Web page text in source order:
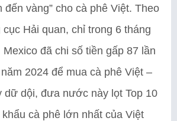
đến vàng” cho cà phê Việt. Theo
Hải quan, chỉ trong 6 tháng
đã chi số tiền gấp 87 lần
2024 để mua cà phê Việt –
dữ dội, đưa nước này lọt Top 10
cà phê lớn nhất của Việt